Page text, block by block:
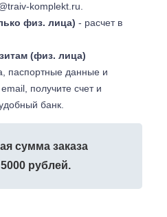
komplekt.ru
физ. лица) - расчет в
(физ. лица)
паспортные данные и
получите счет и
банк.
сумма заказа
рублей.